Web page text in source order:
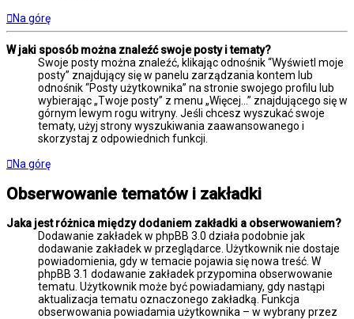
Na górę
W jaki sposób można znaleźć swoje posty i tematy?
Swoje posty można znaleźć, klikając odnośnik “Wyświetl moje
posty” znajdujący się w panelu zarządzania kontem lub
odnośnik “Posty użytkownika” na stronie swojego profilu lub
wybierając „Twoje posty” z menu „Więcej…” znajdującego się w
górnym lewym rogu witryny. Jeśli chcesz wyszukać swoje
tematy, użyj strony wyszukiwania zaawansowanego i
skorzystaj z odpowiednich funkcji.
Na górę
Obserwowanie tematów i zakładki
Jaka jest różnica między dodaniem zakładki a obserwowaniem?
Dodawanie zakładek w phpBB 3.0 działa podobnie jak
dodawanie zakładek w przeglądarce. Użytkownik nie dostaje
powiadomienia, gdy w temacie pojawia się nowa treść. W
phpBB 3.1 dodawanie zakładek przypomina obserwowanie
tematu. Użytkownik może być powiadamiany, gdy nastąpi
aktualizacja tematu oznaczonego zakładką. Funkcja
obserwowania powiadamia użytkownika – w wybrany przez